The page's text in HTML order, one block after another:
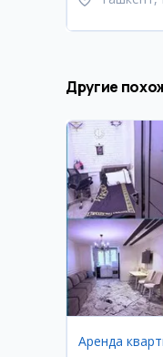
Другие
Аренда